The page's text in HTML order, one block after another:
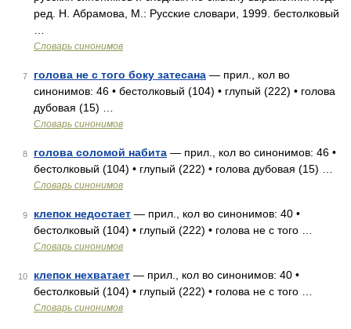
ред. Н. Абрамова, М.: Русские словари, 1999. бестолковый
Словарь синонимов
7 голова не с того боку затесана — прил., кол во
синонимов: 46 • бестолковый (104) • глупый (222) • голова
дубовая (15) …
Словарь синонимов
8 голова соломой набита — прил., кол во синонимов: 46 •
бестолковый (104) • глупый (222) • голова дубовая (15) …
Словарь синонимов
9 клепок недостает — прил., кол во синонимов: 40 •
бестолковый (104) • глупый (222) • голова не с того …
Словарь синонимов
10 клепок нехватает — прил., кол во синонимов: 40 •
бестолковый (104) • глупый (222) • голова не с того …
Словарь синонимов